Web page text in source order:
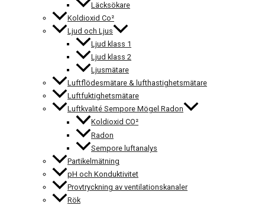
Läcksökare
Koldioxid Co²
Ljud och Ljus
Ljud klass 1
Ljud klass 2
Ljusmätare
Luftflödesmätare & lufthastighetsmätare
Luftfuktighetsmätare
Luftkvalité Sempore Mögel Radon
Koldioxid CO²
Radon
Sempore luftanalys
Partikelmätning
pH och Konduktivitet
Provtryckning av ventilationskanaler
Rök